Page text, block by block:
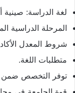
لغة الدراسة: صينية
المرحلة الدراسية
شروط المعدل
متطلبات اللغة.
توفر التخصص ضمن